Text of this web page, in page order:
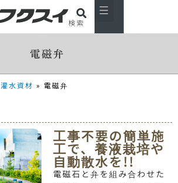
検索
電磁弁
灌水資材 » 電磁弁
工事不要の簡単施
工で、養液栽培や
自動散水を!!
電磁石と弁を組み合わせた